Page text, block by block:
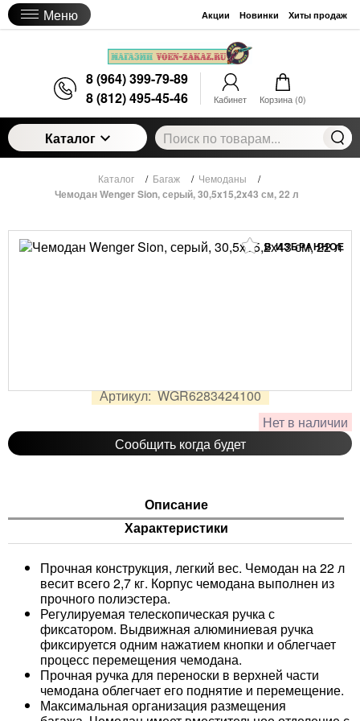
Меню Акции Новинки Хиты продаж
8 (964) 399-79-89
8 (812) 495-45-46
Кабинет Корзина (0)
Каталог
Каталог / Багаж / Чемоданы /
Чемодан Wenger Sion, серый, 30,5x15,2x43 см, 22 л
В ИЗБРАННОЕ
Артикул:WGR6283424100
Нет в наличии
Сообщить когда будет
Описание
Характеристики
Прочная конструкция, легкий вес. Чемодан на 22 л
весит всего 2,7 кг. Корпус чемодана выполнен из
прочного полиэстера.
Регулируемая телескопическая ручка с
фиксатором. Выдвижная алюминиевая ручка
фиксируется одним нажатием кнопки и облегчает
процесс перемещения чемодана.
Прочная ручка для переноски в верхней части
чемодана облегчает его поднятие и перемещение.
Максимальная организация размещения